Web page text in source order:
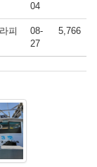
04
피
08-
27
5,766